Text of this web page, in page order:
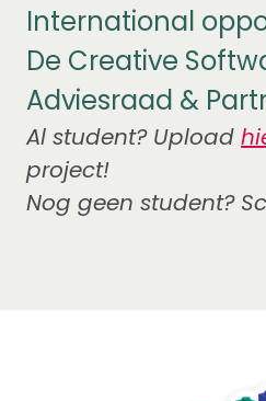
International
De Creative
Adviesraad &
Al student? Upload
project!
Nog geen student?